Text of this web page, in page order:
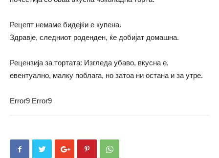
Рецепт немаме бидејќи е купена.
Здравје, следниот роденден, ќе добијат домашна.
Рецензија за тортата: Изгледа убаво, вкусна е,
евентуално, малку поблага, но затоа ни остана и за утре.
Error9 Error9